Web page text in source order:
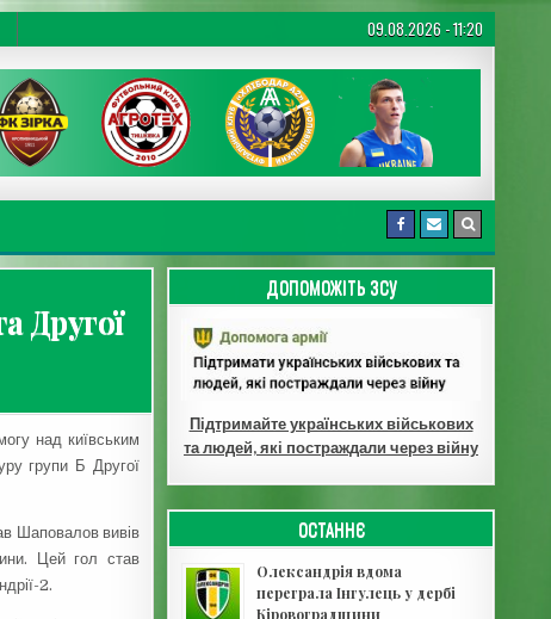
09.08.2026 - 11:20
Другої
над київським
групи Б Другої
Шаповалов вивів
Цей гол став
2.
ДОПОМОЖІТЬ ЗСУ
Підтримайте українських військових
та людей, які постраждали через війну
ОСТАННЄ
Олександрія вдома
переграла Інгулець у дербі
Кіровоградщини